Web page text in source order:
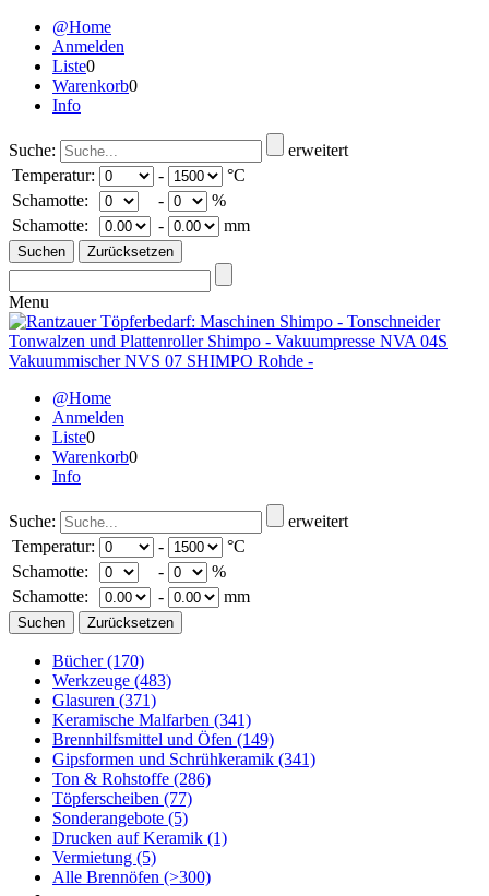
@Home
Anmelden
Liste0
Warenkorb0
Info
Suche:
erweitert
Temperatur:
-
°C
Schamotte:
-
%
Schamotte:
- mm
Menu
@Home
Anmelden
Liste0
Warenkorb0
Info
Suche:
erweitert
Temperatur:
-
°C
Schamotte:
-
%
Schamotte:
- mm
Bücher(170)
Werkzeuge (483)
Glasuren (371)
Keramische Malfarben (341)
Brennhilfsmittel und Öfen (149)
Gipsformen und Schrühkeramik (341)
Ton & Rohstoffe (286)
Töpferscheiben (77)
Sonderangebote (5)
Drucken auf Keramik (1)
Vermietung (5)
Alle Brennöfen (>300)